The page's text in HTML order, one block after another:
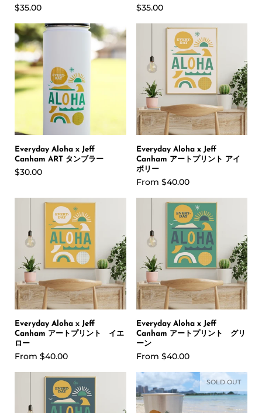
$35.00 $35.00
Everyday Aloha x Jeff
Canham ART タンブラー
$30.00
Everyday Aloha x Jeff
Canham アートプリント アイ
ボリー
From $40.00
Everyday Aloha x Jeff
Canham アートプリント イエ
ロー
From $40.00
Everyday Aloha x Jeff
Canham アートプリント グリ
ーン
From $40.00
SOLD OUT